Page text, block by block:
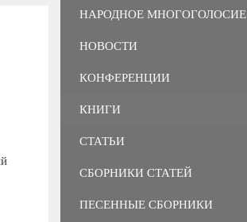
НАРОДНОЕ МНОГОГОЛОСИЕ
НОВОСТИ
КОНФЕРЕНЦИИ
КНИГИ
СТАТЬИ
СБОРНИКИ СТАТЕЙ
ПЕСЕННЫЕ СБОРНИКИ